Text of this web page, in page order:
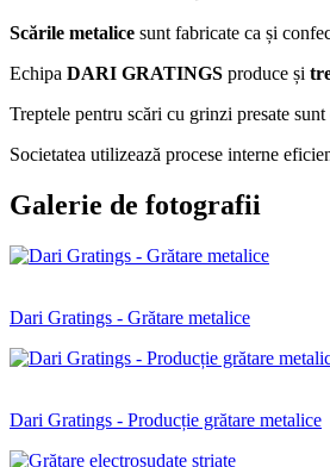
Scările metalice sunt fabricate ca și
Echipa DARI GRATINGS produce și
Treptele pentru scări cu grinzi presate
Societatea utilizează procese interne
Galerie de fotografii
Dari Gratings - Grătare metalice
Dari Gratings - Producție grătare metalice